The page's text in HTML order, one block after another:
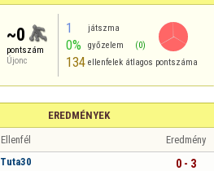
~0
pontszám
Újonc
1 játszma
0% győzelem (0)
134 ellenfelek átlagos pontszáma
EREDMÉNYEK
Ellenfél Eredmény
Tuta30 0 - 3